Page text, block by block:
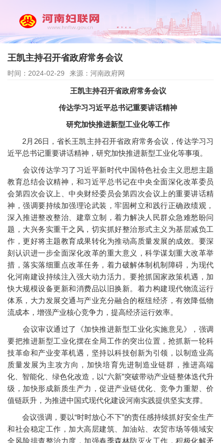
王凯主持召开省政府常务会议
时间：2024-02-29 来源：河南政府网
王凯主持召开省政府常务会议
传达学习习近平总书记重要讲话精神
研究加快推进新型工业化等工作
2月26日，省长王凯主持召开省政府常务会议，传达学习习
近平总书记重要讲话精神，研究加快推进新型工业化等事项。
会议传达学习了习近平新时代中国特色社会主义思想主题
教育总结会议精神，和习近平总书记在中央全面深化改革委员
会第四次会议上、中央财经委员会第四次会议上的重要讲话精
神，强调要持续加强理论武装，牢固树立和践行正确政绩观，
深入推进整改整治、建章立制，着力解决人民群众急难愁盼问
题，大兴务实重干之风，切实抓好整治形式主义为基层减负工
作，更好将主题教育成果转化为推动高质量发展的成效。要深
刻认识进一步全面深化改革的重大意义，科学谋划重大改革举
措，落实落细重点改革任务，着力破解体制机制障碍，为现代
化河南建设持续注入强大动力活力。要抢抓国家政策机遇，加
快大规模设备更新和消费品以旧换新。着力构建现代物流运行
体系，大力发展交通与产业充分融合的枢纽经济，有效降低物
流成本，增强产业核心竞争力，提高经济运行效率。
会议审议通过了《加快推进新型工业化实施意见》，强调
要把推进新型工业化摆在全局工作的突出位置，抢抓新一轮科
技革命和产业变革机遇，坚持以科技创新为引领，以制造业高
质量发展为主攻方向，加快培育先进制造业链群，推进高端
化、智能化、绿色化改造，以“六新”突破带动产业链整体迭代升
级，加快形成新质生产力，促进产业链优化、竞争力重塑、价
值链跃升，为推进中国式现代化建设河南实践提供坚实支撑。
会议强调，要以“时时放心不下”的责任感持续抓好安全生产
和社会稳定工作，加大高层建筑、加油站、农贸市场等领域安
全风险排查整治力度，加强春季森林防灭火工作，积极化解矛